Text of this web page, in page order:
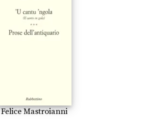
Felice Mastroianni